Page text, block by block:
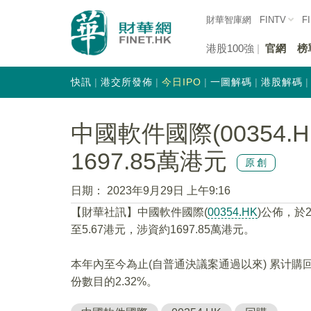
財華智庫網 FINTV
港股100強 官網 榜
快訊 港交所發佈 今日IPO 一圖解碼 港股解碼
中國軟件國際
1697.85萬港元
原創
日期：
2023年9月29日 上午9:16
【財華社訊】中國軟件國際(00354.HK)公佈，於
至5.67港元，涉資約1697.85萬港元。
本年內至今為止(自普通決議案通過以來) 累计購
份數目的2.32%。